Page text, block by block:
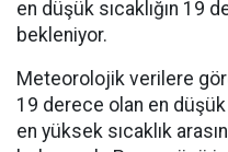
en düşük sıcaklığın 19
bekleniyor.
Meteorolojik verilere
19 derece olan en
en yüksek sıcaklık